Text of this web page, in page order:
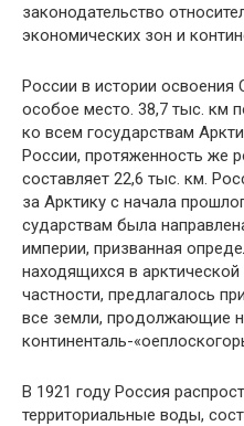
законодательство
экономических зон и
России в истории
особое место. 38,7 тыс. км
ко всем государствам
России, протяжен­ность же
составляет 22,6 тыс. км.
за Арктику с начала
сударствам была
империи, призванная
находящихся в
частности, предлагалось
все земли, про­должающие
континенталь-
В 1921 году Россия
территориальные воды,